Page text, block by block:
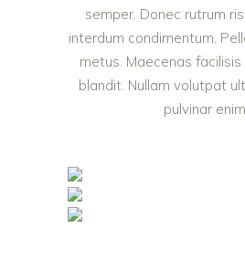
semper. Donec rutrum
interdum condimentum.
metus. Maecenas
blandit. Nullam volutpat
pulvinar enim